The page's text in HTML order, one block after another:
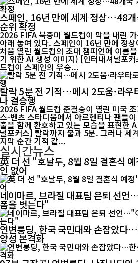
스페인, 16년 만에 세계 정상…48개
순위 확정
2026 FIFA 북중미 월드컵이 막을 내린
아래 놓여 있다. 스페인이 16년 만에 정
처음 열린 월드컵의 초대 챔피언에 이름
기 위한 AI 생성 이미지) [인터내셔널포커스] 2026 FIFA 북중미 월
드컵이 스페인의 우승...
탈락 5분 전 기적…메시 2도움·라우
나 결승행
2026 FIFA 월드컵 준결승이 열린 미국
스-벤츠 스타디움에서 아르헨티나 팬들
출을 함께 환호하고 있는 모습을 표현한 AI 생성
널포커스] 탈락까지 불과 5분. 그러나 세
지막 순간 기적 같...
실시간뉴스
英 더 선 "호날두, 8월 8일 결혼식
인 없어
네이마르, 브라질 대표팀 은퇴 선언
폼을 벗는다"
연변룽딩, 한국 국민대와 손잡았다
양성 본격화